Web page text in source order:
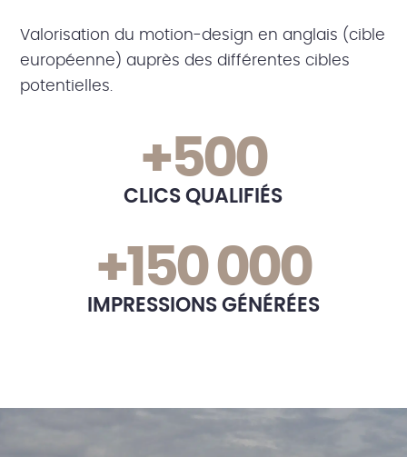
Valorisation du motion-design en anglais (cible
européenne) auprès des différentes cibles
potentielles.
+500
CLICS QUALIFIÉS
+150 000
IMPRESSIONS GÉNÉRÉES